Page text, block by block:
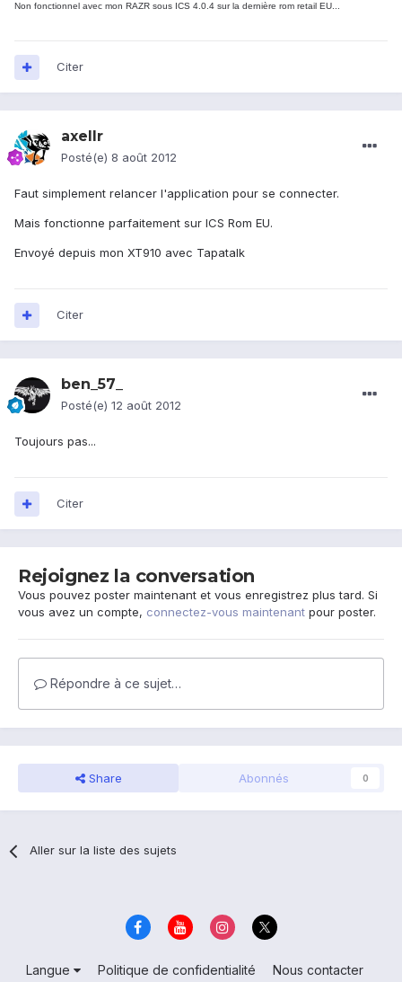
Non fonctionnel avec mon RAZR sous ICS 4.0.4 sur la dernière rom retail EU...
Citer
axellr
Posté(e) 8 août 2012
Faut simplement relancer l'application pour se connecter.
Mais fonctionne parfaitement sur ICS Rom EU.
Envoyé depuis mon XT910 avec Tapatalk
Citer
ben_57_
Posté(e) 12 août 2012
Toujours pas...
Citer
Rejoignez la conversation
Vous pouvez poster maintenant et vous enregistrez plus tard. Si
vous avez un compte, connectez-vous maintenant pour poster.
Répondre à ce sujet…
Share Abonnés 0
Aller sur la liste des sujets
Langue Politique de confidentialité
Nous contacter